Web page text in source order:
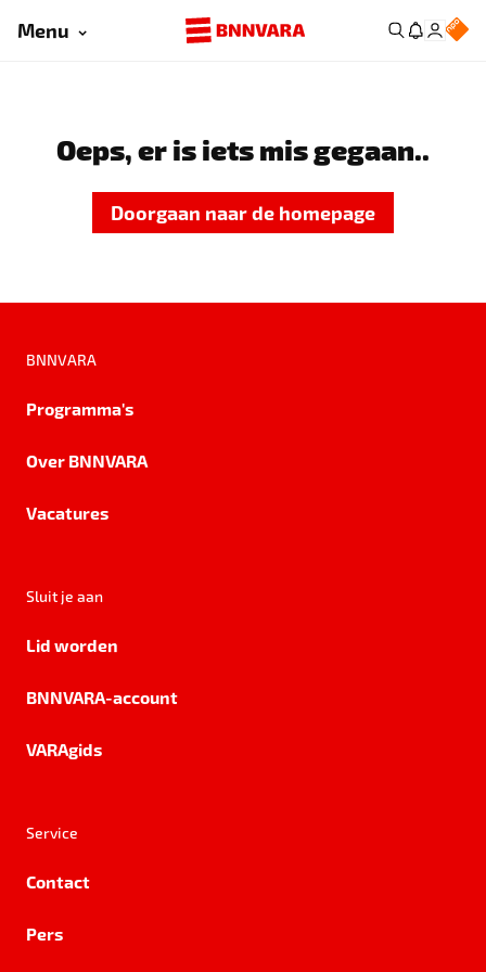
Menu
Oeps, er is iets mis gegaan..
Doorgaan naar de homepage
BNNVARA
Programma's
Over BNNVARA
Vacatures
Sluit je aan
Lid worden
BNNVARA-account
VARAgids
Service
Contact
Pers